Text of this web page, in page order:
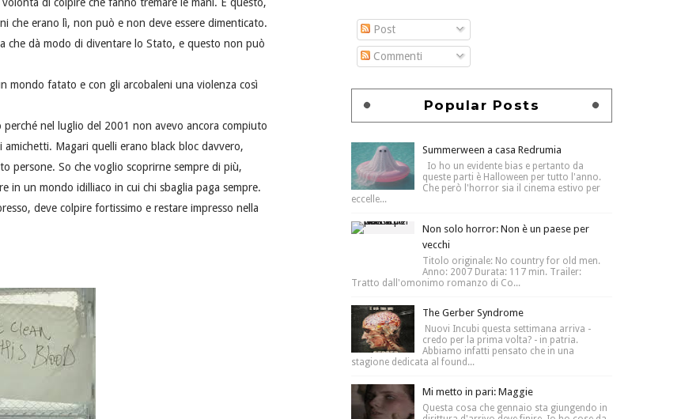
di colpire che fanno tremare le mani. E questo,
che erano lì, non può e non deve essere dimenticato.
che dà modo di diventare lo Stato, e questo non può
mondo fatato e con gli arcobaleni una violenza così
nel luglio del 2001 non avevo ancora compiuto
Magari quelli erano black bloc davvero,
persone. So che voglio scoprirne sempre di più,
in un mondo idilliaco in cui chi sbaglia paga sempre.
deve colpire fortissimo e restare impresso nella
Post
Commenti
Popular Posts
Summerween a casa Redrumia
Io ho un evidente bias e pertanto da
queste parti è Halloween per tutto l'anno.
Che però l'horror sia il cinema estivo per
eccelle...
Non solo horror: Non è un paese per
vecchi
Titolo originale: No country for old men.
Anno: 2007 Durata: 117 min. Trailer:
Tratto dall'omonimo romanzo di Co...
The Gerber Syndrome
Nuovi Incubi questa settimana arriva -
credo per la prima volta? - in patria.
Abbiamo infatti pensato che in una
stagione dedicata al found...
Mi metto in pari: Maggie
Questa cosa che gennaio sta giungendo in